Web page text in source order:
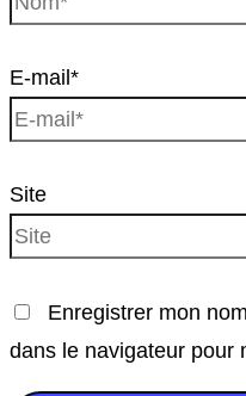
E-mail*
Site
Enregistrer mon
dans le navigateur pour